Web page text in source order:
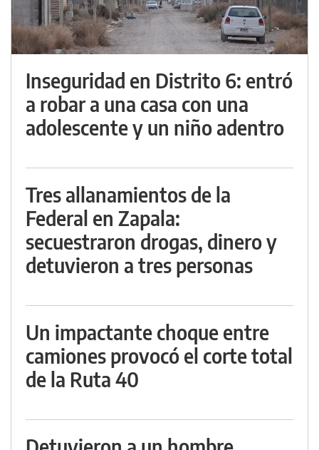
Inseguridad en Distrito 6: entró
a robar a una casa con una
adolescente y un niño adentro
Tres allanamientos de la
Federal en Zapala:
secuestraron drogas, dinero y
detuvieron a tres personas
Un impactante choque entre
camiones provocó el corte total
de la Ruta 40